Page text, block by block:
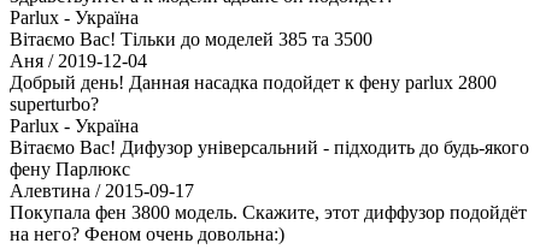
Parlux - Україна
Вітаємо Вас! Тільки до моделей 385 та 3500
Аня / 2019-12-04
Добрый день! Данная насадка подойдет к фену parlux 2800
superturbo?
Parlux - Україна
Вітаємо Вас! Дифузор універсальний - підходить до будь-якого
фену Парлюкс
Алевтина / 2015-09-17
Покупала фен 3800 модель. Скажите, этот диффузор подойдёт
на него? Феном очень довольна:)